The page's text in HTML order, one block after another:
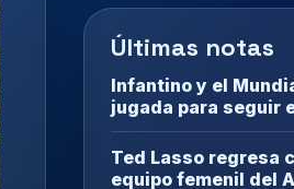
Últimas notas
Infantino y el
jugada para seguir
Ted Lasso regresa
equipo femenil del